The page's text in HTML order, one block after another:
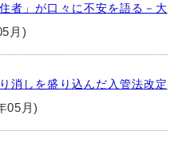
者」が口々に不安を語る－大
月)
消しを盛り込んだ入管法改定
05月)